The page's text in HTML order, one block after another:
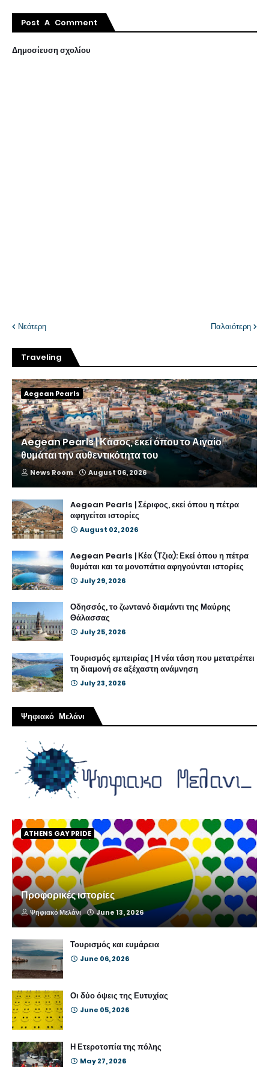
Post A Comment
Δημοσίευση σχολίου
Νεότερη Παλαιότερη
Traveling
Aegean Pearls
Aegean Pearls | Κάσος, εκεί όπου το Αιγαίο
θυμάται την αυθεντικότητα του
News Room August 06, 2026
Aegean Pearls | Σέριφος, εκεί όπου η πέτρα
αφηγείται ιστορίες
August 02, 2026
Aegean Pearls | Κέα (Τζια): Εκεί όπου η πέτρα
θυμάται και τα μονοπάτια αφηγούνται ιστορίες
July 29, 2026
Οδησσός, το ζωντανό διαμάντι της Μαύρης
Θάλασσας
July 25, 2026
Τουρισμός εμπειρίας | Η νέα τάση που μετατρέπει
τη διαμονή σε αξέχαστη ανάμνηση
July 23, 2026
Ψηφιακό Μελάνι
ATHENS GAY PRIDE
Προφορικές ιστορίες
Ψηφιακό Μελάνι June 13, 2026
Τουρισμός και ευμάρεια
June 06, 2026
Οι δύο όψεις της Ευτυχίας
June 05, 2026
Η Ετεροτοπία της πόλης
May 27, 2026